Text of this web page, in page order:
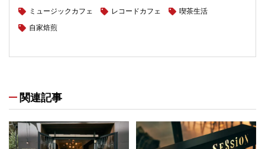
ミュージックカフェ
レコードカフェ
喫茶生活
自家焙煎
関連記事